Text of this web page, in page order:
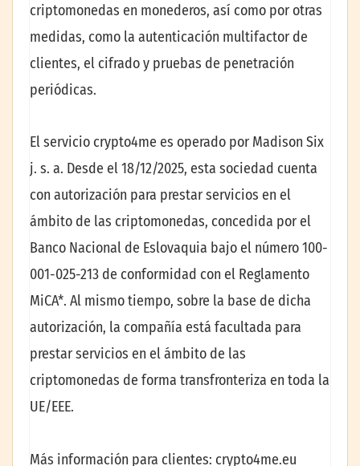
criptomonedas en monederos, así como por otras
medidas, como la autenticación multifactor de
clientes, el cifrado y pruebas de penetración
periódicas.
El servicio crypto4me es operado por Madison Six
j. s. a. Desde el 18/12/2025, esta sociedad cuenta
con autorización para prestar servicios en el
ámbito de las criptomonedas, concedida por el
Banco Nacional de Eslovaquia bajo el número 100-
001-025-213 de conformidad con el Reglamento
MiCA*. Al mismo tiempo, sobre la base de dicha
autorización, la compañía está facultada para
prestar servicios en el ámbito de las
criptomonedas de forma transfronteriza en toda la
UE/EEE.
Más información para clientes: crypto4me.eu